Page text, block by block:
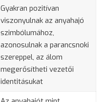
Gyakran pozitívan
viszonyulnak az anyahajó
szimbólumához,
azonosulnak a parancsnoki
szereppel, az álom
megerősítheti vezetői
identitásukat